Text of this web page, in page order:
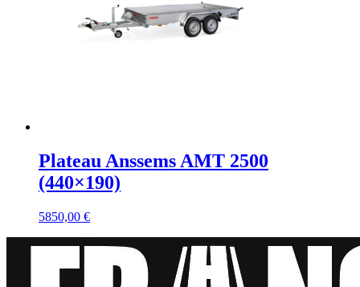
Plateau Anssems AMT 2500
(440×190)
5850,00 €